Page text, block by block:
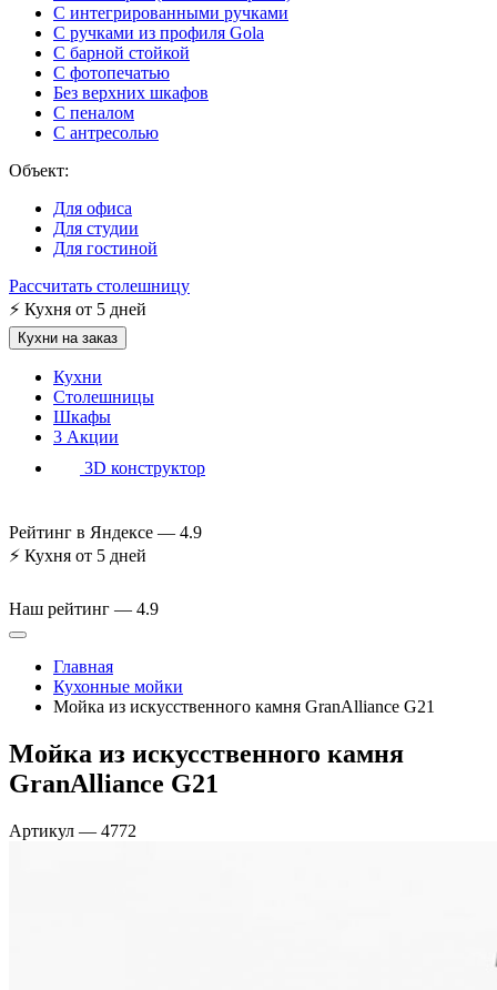
С интегрированными ручками
С ручками из профиля Gola
С барной стойкой
С фотопечатью
Без верхних шкафов
С пеналом
С антресолью
Объект:
Для офиса
Для студии
Для гостиной
Рассчитать столешницу
⚡ Кухня от 5 дней
Кухни на заказ
Кухни
Столешницы
Шкафы
3 Акции
3D конструктор
Рейтинг в Яндексе — 4.9
⚡ Кухня от 5 дней
Наш рейтинг — 4.9
Главная
Кухонные мойки
Мойка из искусственного камня GranAlliance G21
Мойка из искусственного камня
GranAlliance G21
Артикул — 4772